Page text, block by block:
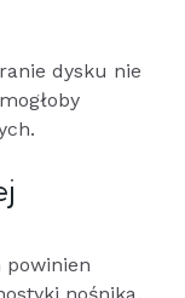
dysku nie
powinien